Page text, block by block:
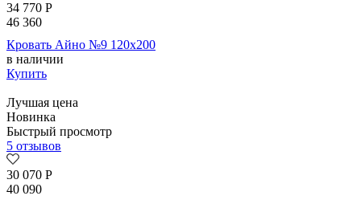
34 770 Р
46 360
Кровать Айно №9 120х200
в наличии
Купить
Лучшая цена
Новинка
Быстрый просмотр
5 отзывов
30 070 Р
40 090